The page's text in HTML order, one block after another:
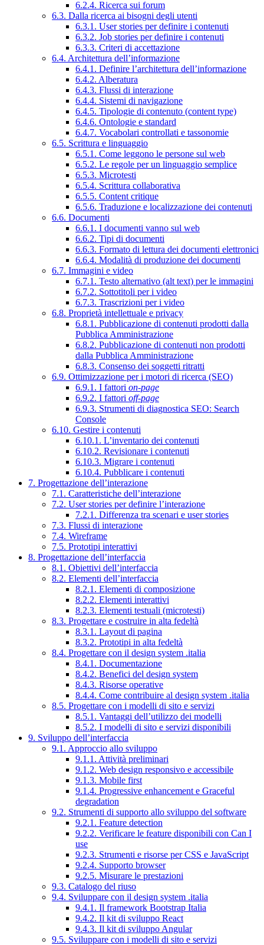
6.2.4. Ricerca sui forum
6.3. Dalla ricerca ai bisogni degli utenti
6.3.1. User stories per definire i contenuti
6.3.2. Job stories per definire i contenuti
6.3.3. Criteri di accettazione
6.4. Architettura dell’informazione
6.4.1. Definire l’architettura dell’informazione
6.4.2. Alberatura
6.4.3. Flussi di interazione
6.4.4. Sistemi di navigazione
6.4.5. Tipologie di contenuto (content type)
6.4.6. Ontologie e standard
6.4.7. Vocabolari controllati e tassonomie
6.5. Scrittura e linguaggio
6.5.1. Come leggono le persone sul web
6.5.2. Le regole per un linguaggio semplice
6.5.3. Microtesti
6.5.4. Scrittura collaborativa
6.5.5. Content critique
6.5.6. Traduzione e localizzazione dei contenuti
6.6. Documenti
6.6.1. I documenti vanno sul web
6.6.2. Tipi di documenti
6.6.3. Formato di lettura dei documenti elettronici
6.6.4. Modalità di produzione dei documenti
6.7. Immagini e video
6.7.1. Testo alternativo (alt text) per le immagini
6.7.2. Sottotitoli per i video
6.7.3. Trascrizioni per i video
6.8. Proprietà intellettuale e privacy
6.8.1. Pubblicazione di contenuti prodotti dalla
Pubblica Amministrazione
6.8.2. Pubblicazione di contenuti non prodotti
dalla Pubblica Amministrazione
6.8.3. Consenso dei soggetti ritratti
6.9. Ottimizzazione per i motori di ricerca (SEO)
6.9.1. I fattori on-page
6.9.2. I fattori off-page
6.9.3. Strumenti di diagnostica SEO: Search
Console
6.10. Gestire i contenuti
6.10.1. L’inventario dei contenuti
6.10.2. Revisionare i contenuti
6.10.3. Migrare i contenuti
6.10.4. Pubblicare i contenuti
7. Progettazione dell’interazione
7.1. Caratteristiche dell’interazione
7.2. User stories per definire l’interazione
7.2.1. Differenza tra scenari e user stories
7.3. Flussi di interazione
7.4. Wireframe
7.5. Prototipi interattivi
8. Progettazione dell’interfaccia
8.1. Obiettivi dell’interfaccia
8.2. Elementi dell’interfaccia
8.2.1. Elementi di composizione
8.2.2. Elementi interattivi
8.2.3. Elementi testuali (microtesti)
8.3. Progettare e costruire in alta fedeltà
8.3.1. Layout di pagina
8.3.2. Prototipi in alta fedeltà
8.4. Progettare con il design system .italia
8.4.1. Documentazione
8.4.2. Benefici del design system
8.4.3. Risorse operative
8.4.4. Come contribuire al design system .italia
8.5. Progettare con i modelli di sito e servizi
8.5.1. Vantaggi dell’utilizzo dei modelli
8.5.2. I modelli di sito e servizi disponibili
9. Sviluppo dell’interfaccia
9.1. Approccio allo sviluppo
9.1.1. Attività preliminari
9.1.2. Web design responsivo e accessibile
9.1.3. Mobile first
9.1.4. Progressive enhancement e Graceful
degradation
9.2. Strumenti di supporto allo sviluppo del software
9.2.1. Feature detection
9.2.2. Verificare le feature disponibili con Can I
use
9.2.3. Strumenti e risorse per CSS e JavaScript
9.2.4. Supporto browser
9.2.5. Misurare le prestazioni
9.3. Catalogo del riuso
9.4. Sviluppare con il design system .italia
9.4.1. Il framework Bootstrap Italia
9.4.2. Il kit di sviluppo React
9.4.3. Il kit di sviluppo Angular
9.5. Sviluppare con i modelli di sito e servizi